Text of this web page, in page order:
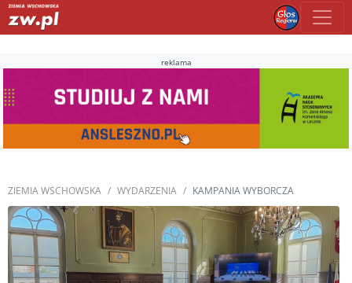
reklama
ZIEMIA WSCHOWSKA WYDARZENIA KAMPANIA WYBORCZA